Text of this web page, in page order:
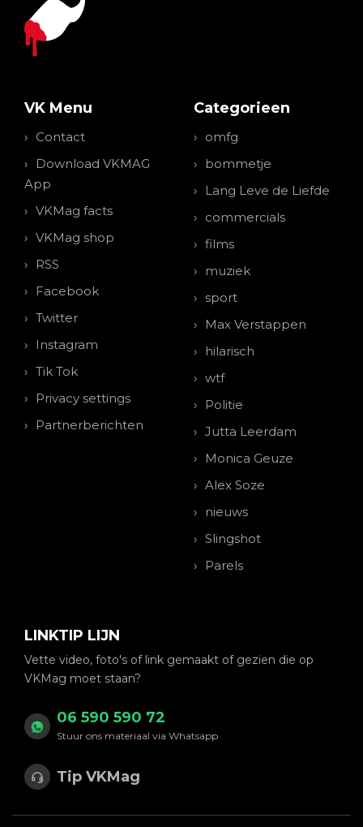
VK Menu
Contact
Download VKMAG
App
VKMag facts
VKMag shop
RSS
Facebook
Twitter
Instagram
Tik Tok
Privacy settings
Partnerberichten
Categorieen
omfg
bommetje
Lang Leve de Liefde
commercials
films
muziek
sport
Max Verstappen
hilarisch
wtf
Politie
Jutta Leerdam
Monica Geuze
Alex Soze
nieuws
Slingshot
Parels
LINKTIP LIJN
Vette video, foto's of link gemaakt of gezien die op
VKMag moet staan?
06 590 590 72
Stuur ons materiaal via Whatsapp
Tip VKMag